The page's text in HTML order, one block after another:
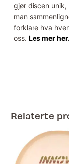
gjør discen
man
forklare hva
oss.Les mer her.
Relaterte